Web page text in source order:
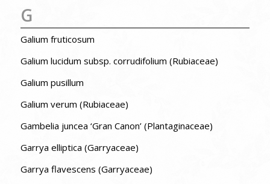
G
Galium fruticosum
Galium lucidum subsp. corrudifolium (Rubiaceae)
Galium pusillum
Galium verum (Rubiaceae)
Gambelia juncea ‘Gran Canon’ (Plantaginaceae)
Garrya elliptica (Garryaceae)
Garrya flavescens (Garryaceae)